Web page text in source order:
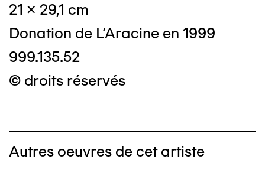
21 x 29,1 cm
Donation de L'Aracine en 1999
999.135.52
© droits réservés
Autres oeuvres de cet artiste